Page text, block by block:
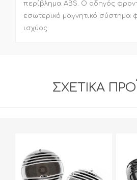
περίβλημα ABS. Ο οδηγός
εσωτερικό μαγνητικό σύστημα
ισχύος.
ΣΧΕΤΙΚΆ